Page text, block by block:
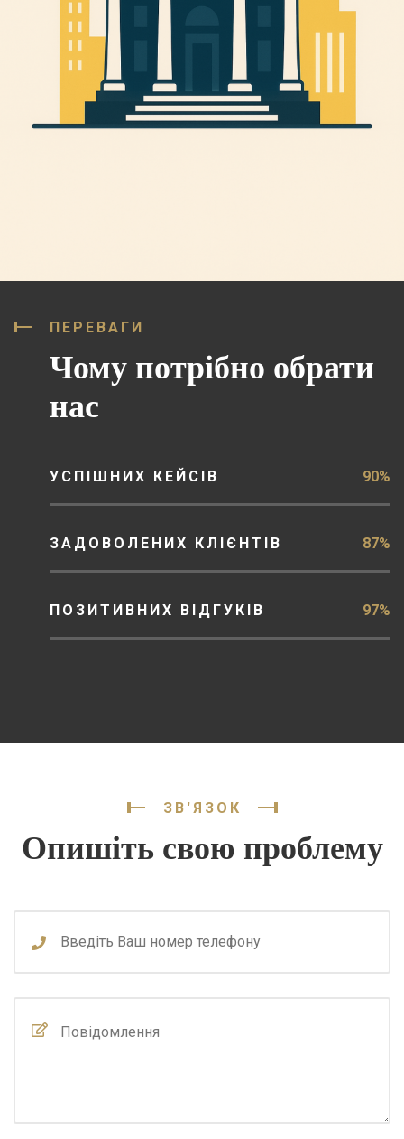
ПЕРЕВАГИ
Чому потрібно обрати
нас
УСПІШНИХ КЕЙСІВ 90%
ЗАДОВОЛЕНИХ КЛІЄНТІВ 87%
ПОЗИТИВНИХ ВІДГУКІВ 97%
ЗВ'ЯЗОК
Опишіть свою проблему